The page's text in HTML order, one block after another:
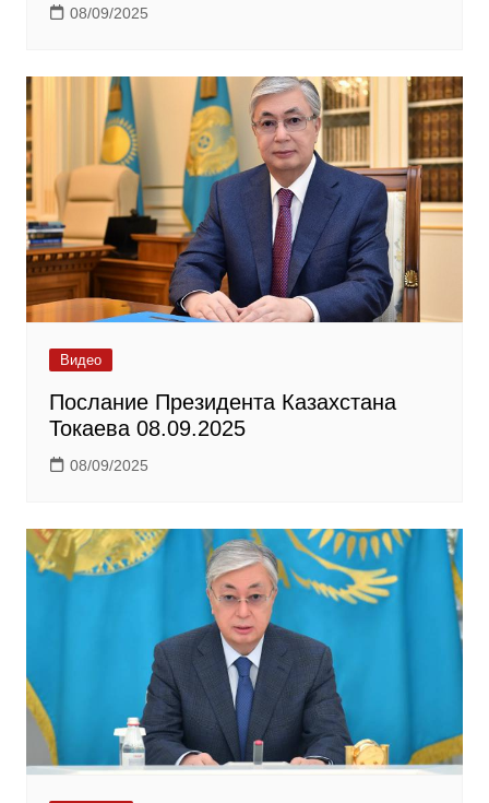
08/09/2025
Видео
Послание Президента Казахстана
Токаева 08.09.2025
08/09/2025